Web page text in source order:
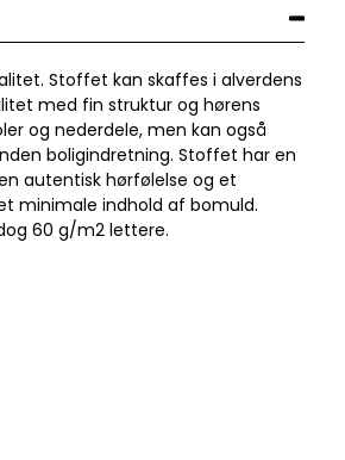
Stoffet kan skaffes i alverdens
med fin struktur og hørens
og nederdele, men kan også
boligindretning. Stoffet har en
autentisk hørfølelse og et
minimale indhold af bomuld.
60 g/m2 lettere.